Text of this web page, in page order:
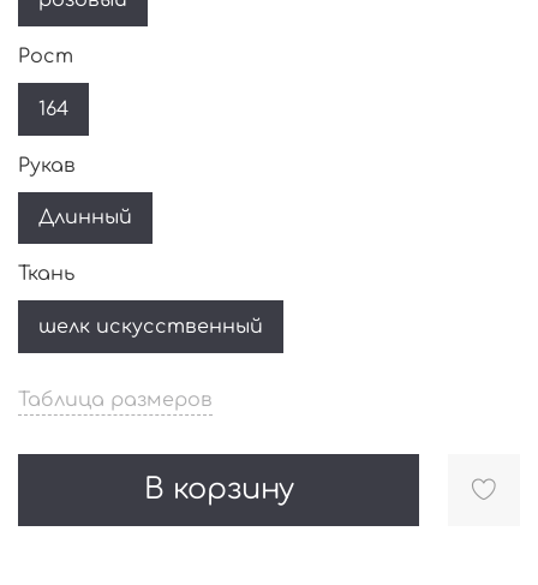
Таблица размеров
В корзину
Рост
164
Рукав
Длинный
Ткань
шелк искусственный